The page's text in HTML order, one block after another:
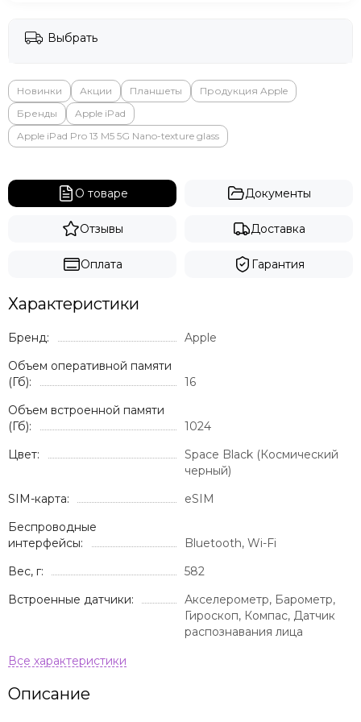
Выбрать
Новинки Акции Планшеты
Продукция Apple
Бренды
Apple iPad
Apple iPad Pro 13 M5 5G Nano-texture glass
О товаре Документы
Отзывы Доставка
Оплата Гарантия
Характеристики
Бренд:
Apple
Объем оперативной памяти
(Гб):
16
Объем встроенной памяти
(Гб):
1024
Цвет:
Space Black (Космический
черный)
SIM-карта:
eSIM
Беспроводные
интерфейсы:
Bluetooth, Wi-Fi
Вес, г:
582
Встроенные датчики:
Акселерометр, Барометр,
Гироскоп, Компас, Датчик
распознавания лица
Описание